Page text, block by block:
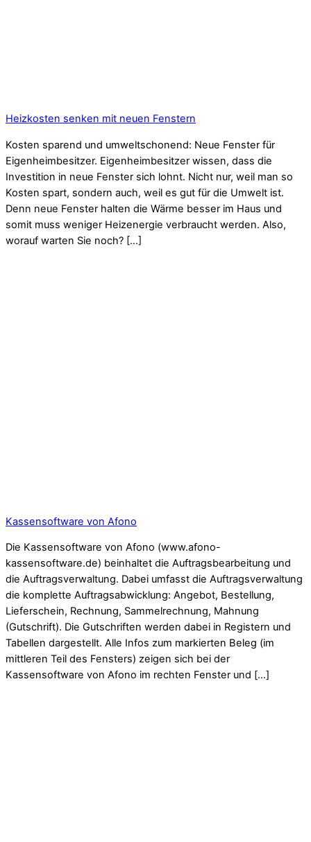
Heizkosten senken mit neuen Fenstern
Kosten sparend und umweltschonend: Neue Fenster für
Eigenheimbesitzer. Eigenheimbesitzer wissen, dass die
Investition in neue Fenster sich lohnt. Nicht nur, weil man so
Kosten spart, sondern auch, weil es gut für die Umwelt ist.
Denn neue Fenster halten die Wärme besser im Haus und
somit muss weniger Heizenergie verbraucht werden. Also,
worauf warten Sie noch? […]
Kassensoftware von Afono
Die Kassensoftware von Afono (www.afono-
kassensoftware.de) beinhaltet die Auftragsbearbeitung und
die Auftragsverwaltung. Dabei umfasst die Auftragsverwaltung
die komplette Auftragsabwicklung: Angebot, Bestellung,
Lieferschein, Rechnung, Sammelrechnung, Mahnung
(Gutschrift). Die Gutschriften werden dabei in Registern und
Tabellen dargestellt. Alle Infos zum markierten Beleg (im
mittleren Teil des Fensters) zeigen sich bei der
Kassensoftware von Afono im rechten Fenster und […]